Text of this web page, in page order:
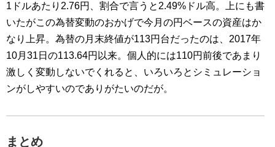
1ドルあたり2.76円、割合で言うと2.49%ドル高。上にも書
いたがこの為替変動のおかげで今月の円ベースの資産はか
なり上昇。為替の月末終値が113円台だったのは、2017年
10月31日の113.64円以来。個人的には110円前後であまり
激しく変動しないでくれると、いろいろとシミュレーショ
ンがしやすいのでありがたいのだが。
まとめ